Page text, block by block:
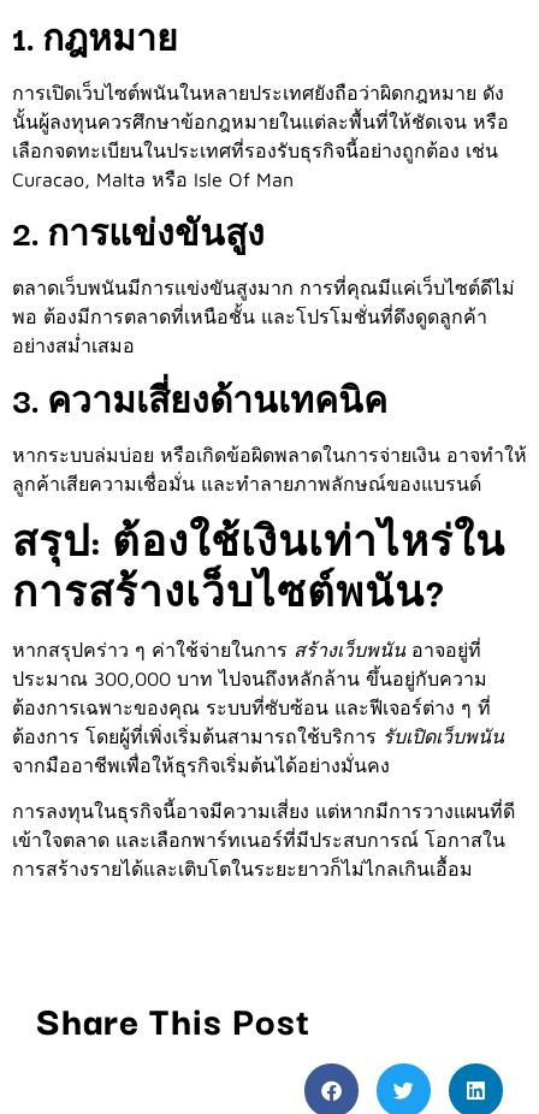
1. กฎหมาย
การเปิดเว็บไซต์พนันในหลายประเทศยังถือว่าผิดกฎหมาย ดัง
นั้นผู้ลงทุนควรศึกษาข้อกฎหมายในแต่ละพื้นที่ให้ชัดเจน หรือ
เลือกจดทะเบียนในประเทศที่รองรับธุรกิจนี้อย่างถูกต้อง เช่น
Curacao, Malta หรือ Isle Of Man
2. การแข่งขันสูง
ตลาดเว็บพนันมีการแข่งขันสูงมาก การที่คุณมีแค่เว็บไซต์ดีไม่
พอ ต้องมีการตลาดที่เหนือชั้น และโปรโมชั่นที่ดึงดูดลูกค้า
อย่างสม่ำเสมอ
3. ความเสี่ยงด้านเทคนิค
หากระบบล่มบ่อย หรือเกิดข้อผิดพลาดในการจ่ายเงิน อาจทำให้
ลูกค้าเสียความเชื่อมั่น และทำลายภาพลักษณ์ของแบรนด์
สรุป: ต้องใช้เงินเท่าไหร่ใน
การสร้างเว็บไซต์พนัน?
หากสรุปคร่าว ๆ ค่าใช้จ่ายในการ สร้างเว็บพนัน อาจอยู่ที่
ประมาณ 300,000 บาท ไปจนถึงหลักล้าน ขึ้นอยู่กับความ
ต้องการเฉพาะของคุณ ระบบที่ซับซ้อน และฟีเจอร์ต่าง ๆ ที่
ต้องการ โดยผู้ที่เพิ่งเริ่มต้นสามารถใช้บริการ รับเปิดเว็บพนัน
จากมืออาชีพเพื่อให้ธุรกิจเริ่มต้นได้อย่างมั่นคง
การลงทุนในธุรกิจนี้อาจมีความเสี่ยง แต่หากมีการวางแผนที่ดี
เข้าใจตลาด และเลือกพาร์ทเนอร์ที่มีประสบการณ์ โอกาสใน
การสร้างรายได้และเติบโตในระยะยาวก็ไม่ไกลเกินเอื้อม
Share This Post